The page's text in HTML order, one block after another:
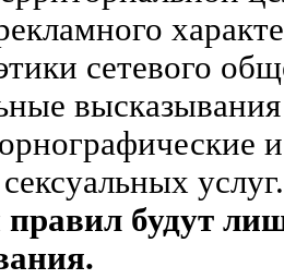
сетевого
услуг.
будут